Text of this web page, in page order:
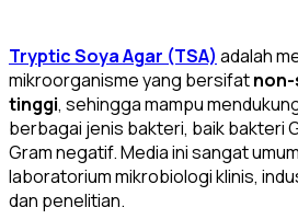
Tryptic Soya Agar (TSA) adalah
mikroorganisme yang bersifat
tinggi, sehingga mampu
berbagai jenis bakteri, baik bakteri
Gram negatif. Media ini sangat
laboratorium mikrobiologi klinis,
dan penelitian.